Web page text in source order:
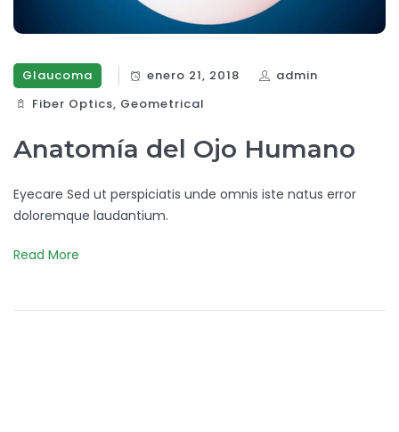
Glaucoma enero 21, 2018
admin
Fiber Optics‎, Geometrical
Anatomía del Ojo Humano
Eyecare Sed ut perspiciatis unde omnis iste natus error
doloremque laudantium.
Read More